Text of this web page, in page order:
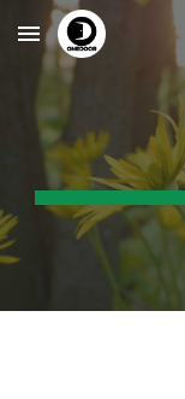
Skip to main content